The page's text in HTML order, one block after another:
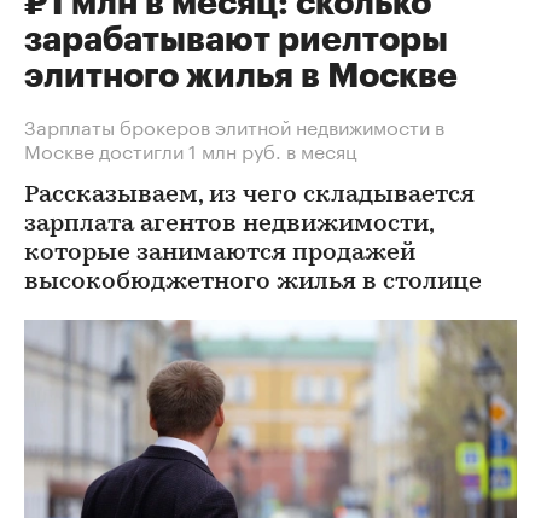
зарабатывают риелторы
элитного жилья в Москве
Зарплаты брокеров элитной недвижимости в
Москве достигли 1 млн руб. в месяц
Рассказываем, из чего складывается
зарплата агентов недвижимости,
которые занимаются продажей
высокобюджетного жилья в столице